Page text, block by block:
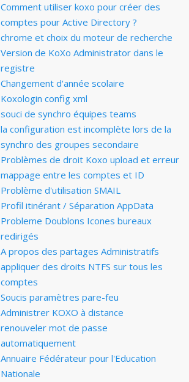
Comment utiliser koxo pour créer des
comptes pour Active Directory ?
chrome et choix du moteur de recherche
Version de KoXo Administrator dans le
registre
Changement d'année scolaire
Koxologin config xml
souci de synchro équipes teams
la configuration est incomplète lors de la
synchro des groupes secondaire
Problèmes de droit Koxo upload et erreur
mappage entre les comptes et ID
Problème d'utilisation SMAIL
Profil itinérant / Séparation AppData
Probleme Doublons Icones bureaux
redirigés
A propos des partages Administratifs
appliquer des droits NTFS sur tous les
comptes
Soucis paramètres pare-feu
Administrer KOXO à distance
renouveler mot de passe
automatiquement
Annuaire Fédérateur pour l'Education
Nationale